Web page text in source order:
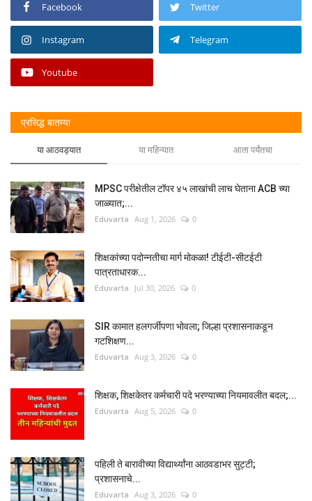
Facebook Twitter
Instagram Telegram
Youtube
प्रसिद्ध बातम्या
या आठवड्यात या महिन्यात आता पर्यंतचा
MPSC परीक्षेतील टॉपर ४५ लाखांची लाच घेताना ACB च्या
जाळ्यात;...
Eduvarta Aug 1, 2026 0
शिक्षकांच्या पदोन्नतीचा मार्ग मोकळा! टीईटी-सीटईटी
पात्रताधारक...
Eduvarta Jul 30, 2026 0
SIR कामात हलगर्जीपणा भोवला; जिल्हा प्रशासनाकडून
गटशिक्षण...
Eduvarta Aug 3, 2026 0
शिक्षक, शिक्षकेतर कर्मचारी पदे भरण्याच्या नियमावलीत बदल;...
Eduvarta Aug 5, 2026 0
पहिली ते बारावीच्या विद्यार्थ्यांना आठवडाभर सुट्टी;
प्रशासनाचे...
Eduvarta Aug 3, 2026 0